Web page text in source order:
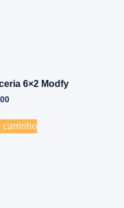
6×2 Modfy
carrinho